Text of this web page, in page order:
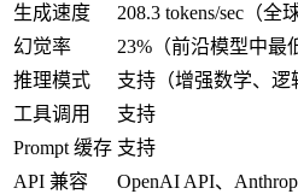
生成速度
208.3 tokens/sec（全
幻觉率
23%（前沿模型中最
推理模式
支持（增强数学、逻
工具调用
支持
Prompt 缓存 支持
API 兼容
OpenAI API、